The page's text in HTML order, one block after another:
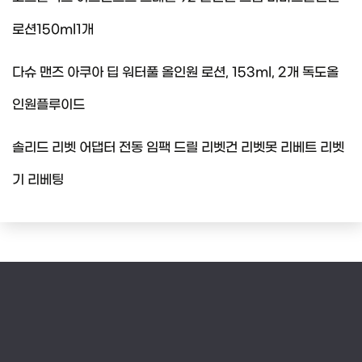
로션150ml1개
다슈 맨즈 아쿠아 딥 워터풀 올인원 로션, 153ml, 2개 독도올
인원플루이드
솔리드 리벳 어댑터 전동 임팩 드릴 리벳건 리벳못 리베트 리벳
기 리베팅